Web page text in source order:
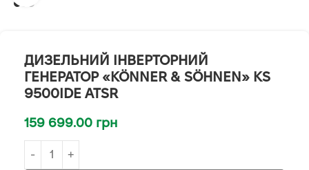
ДИЗЕЛЬНИЙ ІНВЕРТОРНИЙ
ГЕНЕРАТОР «KÖNNER & SÖHNEN» KS
9500IDЕ ATSR
159 699.00 грн